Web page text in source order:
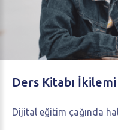
Ders Kitabı İkilemi
Dijital eğitim çağında